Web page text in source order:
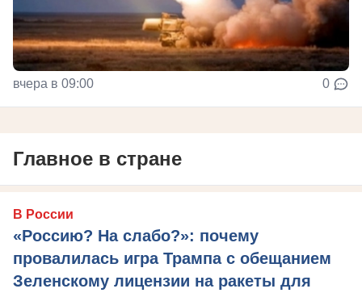
вчера в 09:00 0
Главное в стране
В России
«Россию? На слабо?»: почему
провалилась игра Трампа с обещанием
Зеленскому лицензии на ракеты для